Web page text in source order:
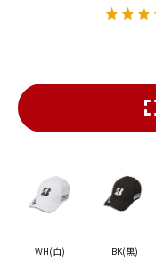
WH(白) BK(黒)